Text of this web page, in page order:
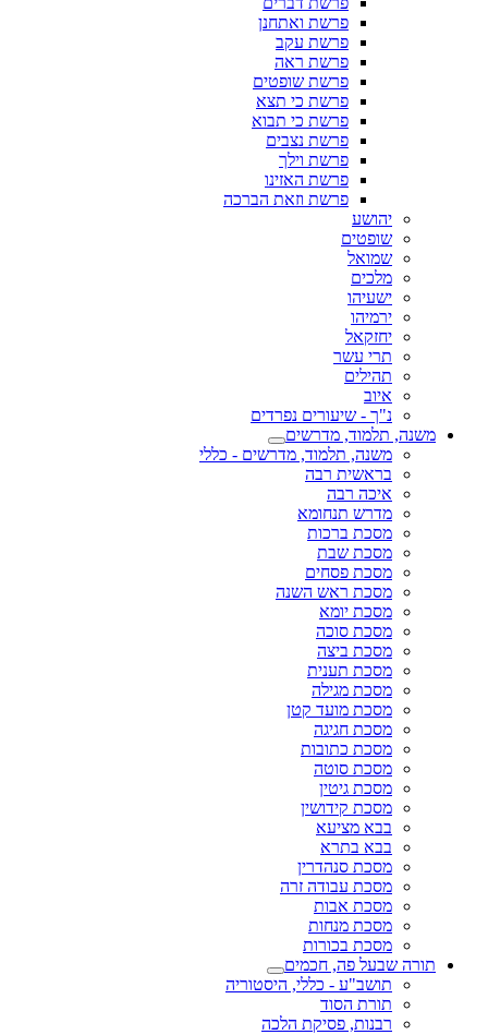
פרשת ואתחנן
פרשת עקב
פרשת ראה
פרשת שופטים
פרשת כי תצא
פרשת כי תבוא
פרשת נצבים
פרשת וילך
פרשת האזינו
פרשת וזאת הברכה
יהושע
שופטים
שמואל
מלכים
ישעיהו
ירמיהו
יחזקאל
תרי עשר
תהילים
איוב
נ"ך - שיעורים נפרדים
משנה, תלמוד, מדרשים
משנה, תלמוד, מדרשים - כללי
בראשית רבה
איכה רבה
מדרש תנחומא
מסכת ברכות
מסכת שבת
מסכת פסחים
מסכת ראש השנה
מסכת יומא
מסכת סוכה
מסכת ביצה
מסכת תענית
מסכת מגילה
מסכת מועד קטן
מסכת חגיגה
מסכת כתובות
מסכת סוטה
מסכת גיטין
מסכת קידושין
בבא מציעא
בבא בתרא
מסכת סנהדרין
מסכת עבודה זרה
מסכת אבות
מסכת מנחות
מסכת בכורות
תורה שבעל פה, חכמים
תושב"ע - כללי, היסטוריה
תורת הסוד
רבנות, פסיקת הלכה